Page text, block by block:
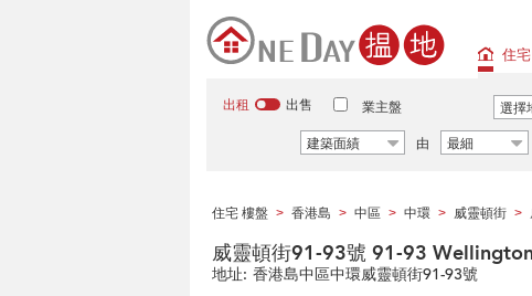
住宅
出租 出售 業主盤 選擇
建築面績
由 最細
住宅 樓盤 > 香港島 > 中區 > 中環 > 威靈頓街 >
威靈頓街91-93號 91-93
地址: 香港島中區中環威靈頓街91-93號